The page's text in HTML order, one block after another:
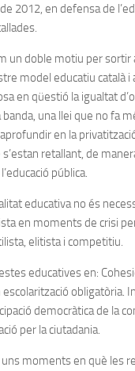
2012, en defensa de
un doble motiu per sortir
model educatiu català i
en qüestió la igualtat
banda, una llei que no fa
en la
s’estan retallant, de
pública.
educativa no és
en moments de crisi
elitista i competitiu.
educatives en:
obligatòria.
democràtica de la
per la ciutadania.
uns moments en què les